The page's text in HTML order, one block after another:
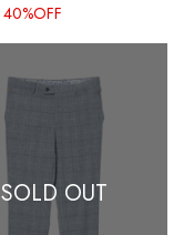
40%OFF
SOLD OUT